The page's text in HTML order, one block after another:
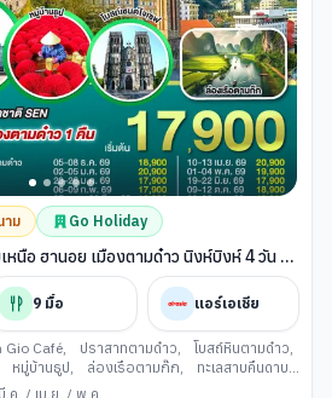
าม Go Holiday
มด๋าว นิงห์บิงห์ 4 วัน 3
โรป..ท่ามกลางสายหมอก** โดยสายการบิน
9 มื้อ แอร์เอเชีย
Gio Café, ปราสาทตามด๋าว, โบสถ์หินตามด๋าว,
หมู่บ้านธูป, ล่องเรือตามก๊ก, ทะเลสาบคืนดาบ,
โบสถ์เซนต์โจเซฟ
มี.ค. / เม.ย. / พ.ค.